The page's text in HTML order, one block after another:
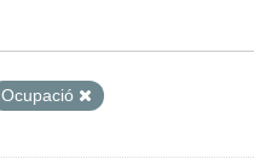
Ocupació